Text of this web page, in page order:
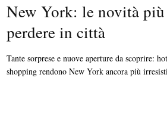
New York: le novità
perdere in città
Tante sorprese e nuove aperture da scoprire:
shopping rendono New York ancora più